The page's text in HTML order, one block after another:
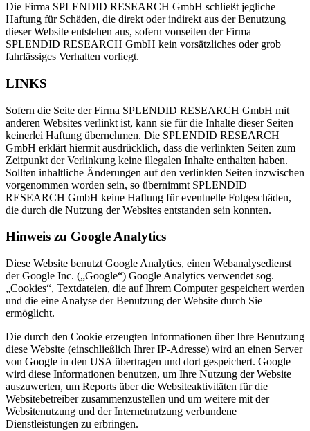
Die Firma SPLENDID RESEARCH GmbH schließt jegliche
Haftung für Schäden, die direkt oder indirekt aus der Benutzung
dieser Website entstehen aus, sofern vonseiten der Firma
SPLENDID RESEARCH GmbH kein vorsätzliches oder grob
fahrlässiges Verhalten vorliegt.
LINKS
Sofern die Seite der Firma SPLENDID RESEARCH GmbH mit
anderen Websites verlinkt ist, kann sie für die Inhalte dieser Seiten
keinerlei Haftung übernehmen. Die SPLENDID RESEARCH
GmbH erklärt hiermit ausdrücklich, dass die verlinkten Seiten zum
Zeitpunkt der Verlinkung keine illegalen Inhalte enthalten haben.
Sollten inhaltliche Änderungen auf den verlinkten Seiten inzwischen
vorgenommen worden sein, so übernimmt SPLENDID
RESEARCH GmbH keine Haftung für eventuelle Folgeschäden,
die durch die Nutzung der Websites entstanden sein konnten.
Hinweis zu Google Analytics
Diese Website benutzt Google Analytics, einen Webanalysedienst
der Google Inc. („Google“) Google Analytics verwendet sog.
„Cookies“, Textdateien, die auf Ihrem Computer gespeichert werden
und die eine Analyse der Benutzung der Website durch Sie
ermöglicht.
Die durch den Cookie erzeugten Informationen über Ihre Benutzung
diese Website (einschließlich Ihrer IP-Adresse) wird an einen Server
von Google in den USA übertragen und dort gespeichert. Google
wird diese Informationen benutzen, um Ihre Nutzung der Website
auszuwerten, um Reports über die Websiteaktivitäten für die
Websitebetreiber zusammenzustellen und um weitere mit der
Websitenutzung und der Internetnutzung verbundene
Dienstleistungen zu erbringen.